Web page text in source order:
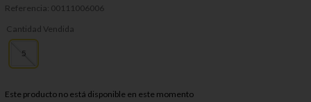
Referencia: 00111006006
Cantidad Vendida
5
Este producto no está disponible en este momento